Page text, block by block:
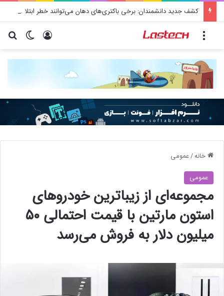
کشف جدید دانشمندان: برخی باکتری‌های دهان می‌توانند خطر ابتلا به آلزایمر را افزایش دهند
تغییر ورود
خانه/عمومی
عمومی
مجموعه‌ای از زیباترین خودروهای
استون مارتین با قیمت احتمالی ۵۰
میلیون دلار به فروش می‌رسد